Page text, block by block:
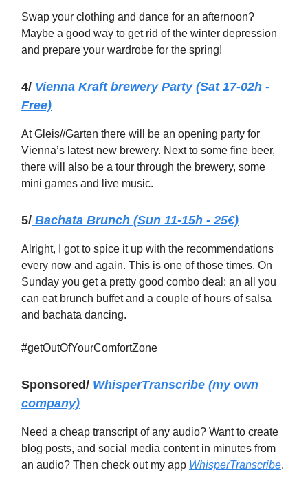
Swap your clothing and dance for an afternoon?
Maybe a good way to get rid of the winter depression
and prepare your wardrobe for the spring!
4/ Vienna Kraft brewery Party (Sat 17-02h -
Free)
At Gleis//Garten there will be an opening party for
Vienna’s latest new brewery. Next to some fine beer,
there will also be a tour through the brewery, some
mini games and live music.
5/ Bachata Brunch (Sun 11-15h - 25€)
Alright, I got to spice it up with the recommendations
every now and again. This is one of those times. On
Sunday you get a pretty good combo deal: an all you
can eat brunch buffet and a couple of hours of salsa
and bachata dancing.
#getOutOfYourComfortZone
Sponsored/ WhisperTranscribe (my own
company)
Need a cheap transcript of any audio? Want to create
blog posts, and social media content in minutes from
an audio? Then check out my app WhisperTranscribe.